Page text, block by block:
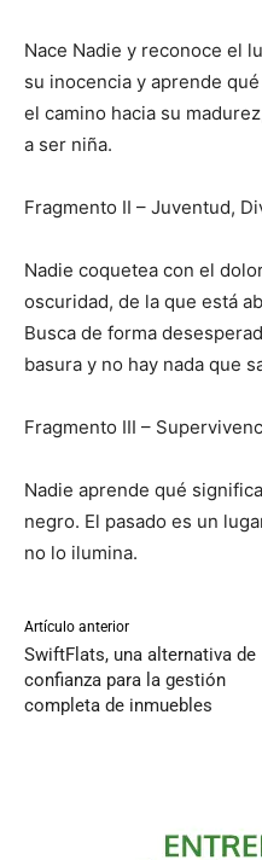
Nace Nadie y reconoce el
su inocencia y aprende
el camino hacia su
a ser niña.
Fragmento II – Juventud,
Nadie coquetea con el
oscuridad, de la que está
Busca de forma
basura y no hay nada que
Fragmento III –
Nadie aprende qué
negro. El pasado es un
no lo ilumina.
Artículo anterior
SwiftFlats, una alternativa de
confianza para la gestión
completa de inmuebles